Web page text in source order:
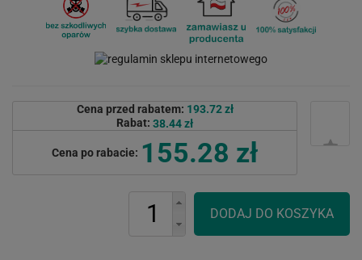
Cena przed rabatem: 193.72 zł
Rabat: 38.44 zł
Cena po rabacie: 155.28 zł